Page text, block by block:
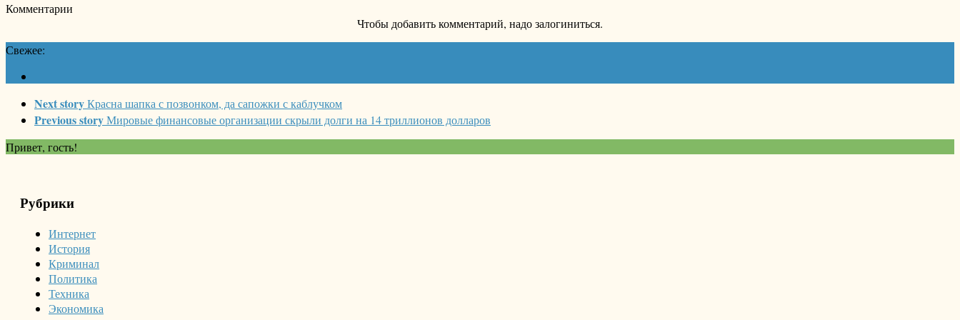
Комментарии
Чтобы добавить комментарий, надо залогиниться.
Свежее:
Next storyКрасна шапка с позвонком, да сапожки с каблучком
Previous storyМировые финансовые организации скрыли долги на 14 триллионов долларов
Привет, гость!
Рубрики
Интернет
История
Криминал
Политика
Техника
Экономика